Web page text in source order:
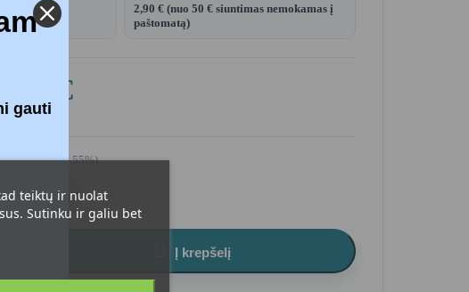
2,90 € (nuo 50 € siuntimas nemokamas į
paštomatą)
€
(ePM10 55%)
Į krepšelį
teiktų ir nuolat
Sutinku ir galiu bet
gauti